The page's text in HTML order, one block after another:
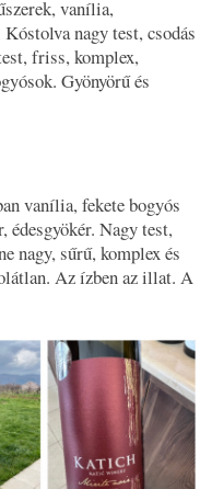
vanília,
nagy test, csodás
friss, komplex,
Gyönyörű és
vanília, fekete bogyós
édesgyökér. Nagy test,
nagy, sűrű, komplex és
Az ízben az illat. A